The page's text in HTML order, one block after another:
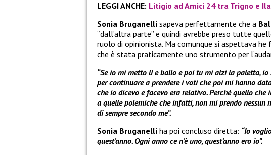
LEGGI ANCHE: Litigio ad Amici 24 tra Trigno e
Sonia Bruganelli sapeva perfettamente che a
“dall’altra parte” e quindi avrebbe preso tutte
ruolo di opinionista. Ma comunque si aspettava
che è stata praticamente uno strumento per
“Se io mi metto lì e ballo e poi tu mi alzi la paletta,
per continuare a prendere i voti che poi mi hanno
che io dicevo e facevo era relativo. Perché quello
a quelle polemiche che infatti, non mi prendo nessun
di sempre secondo me”.
Sonia Bruganelli ha poi concluso diretta: “Io
quest’anno. Ogni anno ce n’è uno, quest’anno ero io”.